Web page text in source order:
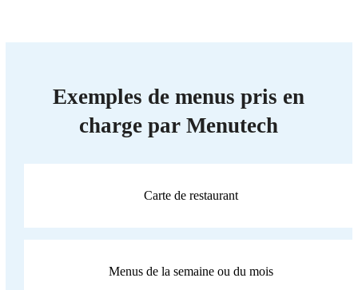
Exemples de menus pris en
charge par Menutech
Carte de restaurant
Menus de la semaine ou du mois